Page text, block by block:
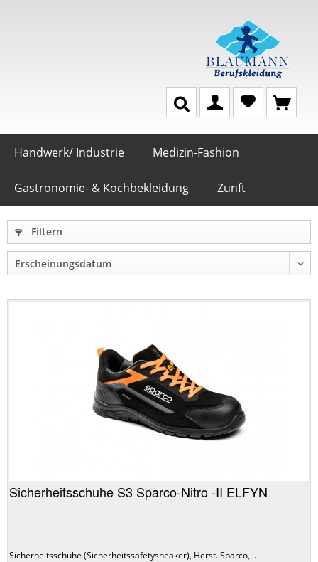
Handwerk/ Industrie Medizin-Fashion
Gastronomie- & Kochbekleidung Zunft
Filtern
Sicherheitsschuhe S3 Sparco-Nitro -II ELFYN
Sicherheitsschuhe (Sicherheitssafetysneaker), Herst. Sparco,...